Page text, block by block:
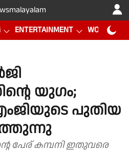
ENTERTAINMENT WORLD CUP
യുഗം;
പുതിയ
പേര് കമ്പനി ഇതുവരെ